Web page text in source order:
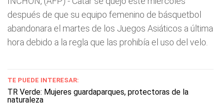
después de que su equipo femenino de básquetbol
abandonara el martes de los Juegos Asiáticos a última
hora debido a la regla que las prohibía el uso del velo.
TE PUEDE INTERESAR:
TR Verde: Mujeres guardaparques, protectoras de la
naturaleza